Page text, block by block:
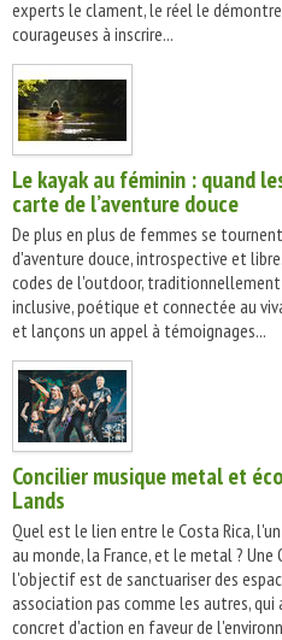
experts le clament, le réel le
courageuses à inscrire...
Le kayak au féminin : quand
carte de l’aventure douce
De plus en plus de femmes se
d'aventure douce, introspective et
codes de l'outdoor, traditionnellement
inclusive, poétique et connectée au
et lançons un appel à témoignages...
Concilier musique metal et
Lands
Quel est le lien entre le Costa Rica,
au monde, la France, et le metal ? Une
l'objectif est de sanctuariser des
association pas comme les autres, qui
concret d'action en faveur de